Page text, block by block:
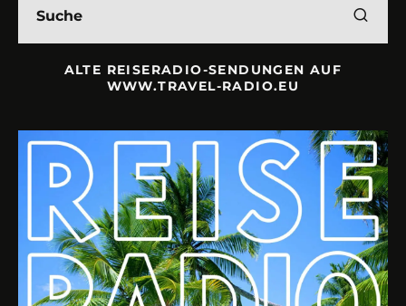
ALTE REISERADIO-SENDUNGEN AUF
WWW.TRAVEL-RADIO.EU